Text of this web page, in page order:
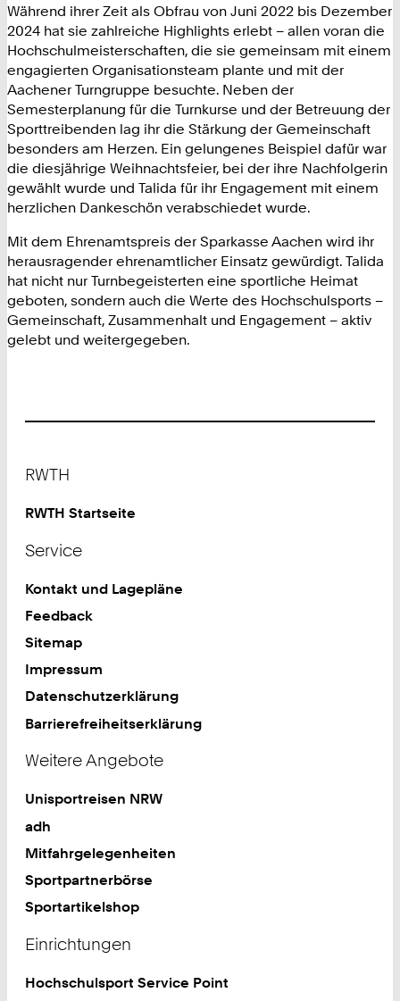
Während ihrer Zeit als Obfrau von Juni 2022 bis Dezember
2024 hat sie zahlreiche Highlights erlebt – allen voran die
Hochschulmeisterschaften, die sie gemeinsam mit einem
engagierten Organisationsteam plante und mit der
Aachener Turngruppe besuchte. Neben der
Semesterplanung für die Turnkurse und der Betreuung der
Sporttreibenden lag ihr die Stärkung der Gemeinschaft
besonders am Herzen. Ein gelungenes Beispiel dafür war
die diesjährige Weihnachtsfeier, bei der ihre Nachfolgerin
gewählt wurde und Talida für ihr Engagement mit einem
herzlichen Dankeschön verabschiedet wurde.
Mit dem Ehrenamtspreis der Sparkasse Aachen wird ihr
herausragender ehrenamtlicher Einsatz gewürdigt. Talida
hat nicht nur Turnbegeisterten eine sportliche Heimat
geboten, sondern auch die Werte des Hochschulsports –
Gemeinschaft, Zusammenhalt und Engagement – aktiv
gelebt und weitergegeben.
RWTH
RWTH Startseite
Service
Kontakt und Lagepläne
Feedback
Sitemap
Impressum
Datenschutzerklärung
Barrierefreiheitserklärung
Weitere Angebote
Unisportreisen NRW
adh
Mitfahrgelegenheiten
Sportpartnerbörse
Sportartikelshop
Einrichtungen
Hochschulsport Service Point